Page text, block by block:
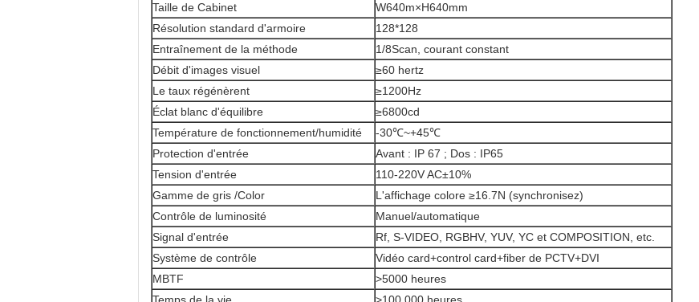
Taille de Cabinet
W640m×H640mm
Résolution standard d'armoire
128*128
Entraînement de la méthode
1/8Scan, courant constant
Débit d'images visuel
≥60 hertz
Le taux régénèrent
≥1200Hz
Éclat blanc d'équilibre
≥6800cd
Température de fonctionnement/humidité
-30℃~+45℃
Protection d'entrée
Avant : IP 67 ; Dos : IP65
Tension d'entrée
110-220V AC±10%
Gamme de gris /Color
L'affichage colore ≥16.7N (synchronisez)
Contrôle de luminosité
Manuel/automatique
Signal d'entrée
Rf, S-VIDEO, RGBHV, YUV, YC et COMPOSITION, etc.
Système de contrôle
Vidéo card+control card+fiber de PCTV+DVI
MBTF
>5000 heures